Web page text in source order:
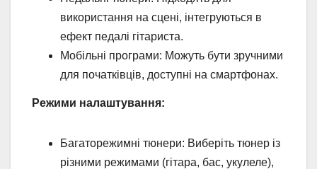
використання на сцені, інтегруються в
ефект педалі гітариста.
Мобільні програми: Можуть бути зручними
для початківців, доступні на смартфонах.
Режими налаштування:
Багаторежимні тюнери: Виберіть тюнер із
різними режимами (гітара, бас, укулеле),